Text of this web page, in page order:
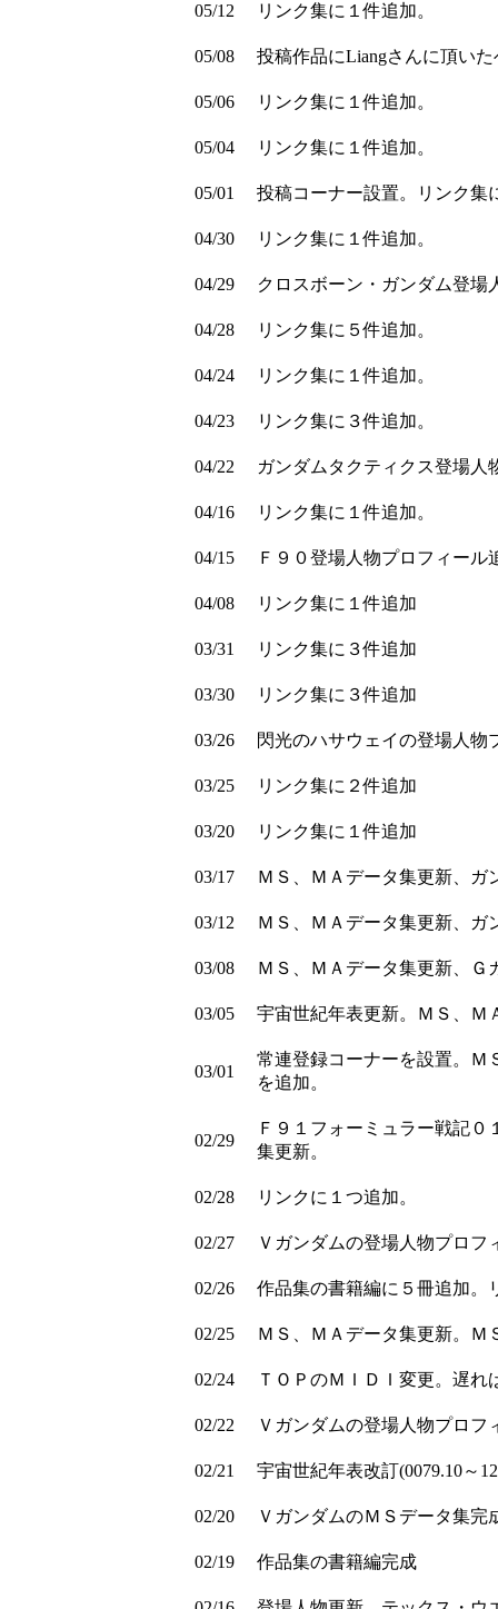
05/12 リンク集に１件追加。
05/08 投稿作品にLiangさんに頂い
05/06 リンク集に１件追加。
05/04 リンク集に１件追加。
05/01 投稿コーナー設置。リンク集
04/30 リンク集に１件追加。
04/29 クロスボーン・ガンダム登場
04/28 リンク集に５件追加。
04/24 リンク集に１件追加。
04/23 リンク集に３件追加。
04/22 ガンダムタクティクス登場人
04/16 リンク集に１件追加。
04/15 Ｆ９０登場人物プロフィー
04/08 リンク集に１件追加
03/31 リンク集に３件追加
03/30 リンク集に３件追加
03/26 閃光のハサウェイの登場人物
03/25 リンク集に２件追加
03/20 リンク集に１件追加
03/17 ＭＳ、ＭＡデータ集更新、ガ
03/12 ＭＳ、ＭＡデータ集更新、ガ
03/08 ＭＳ、ＭＡデータ集更新、Ｇ
03/05 宇宙世紀年表更新。ＭＳ、Ｍ
03/01
常連登録コーナーを設置。Ｍ
を追加。
02/29
Ｆ９１フォーミュラー戦記
集更新。
02/28 リンクに１つ追加。
02/27 Ｖガンダムの登場人物プロ
02/26 作品集の書籍編に５冊追加。
02/25 ＭＳ、ＭＡデータ集更新。Ｍ
02/24 ＴＯＰのＭＩＤＩ変更。遅
02/22 Ｖガンダムの登場人物プロ
02/21 宇宙世紀年表改訂(0079.10～
02/20 ＶガンダムのＭＳデータ集完
02/19 作品集の書籍編完成